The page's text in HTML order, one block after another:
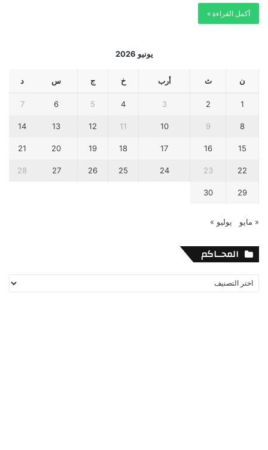
أكمل القراءة »
يونيو 2026
ن ث أرب خ ج س د
1
2
3
4
5
6
7
8
9
10
11
12
13
14
15
16
17
18
19
20
21
22
23
24
25
26
27
28
29
30
« مايو يوليو »
المحــاكم
المحــاكم